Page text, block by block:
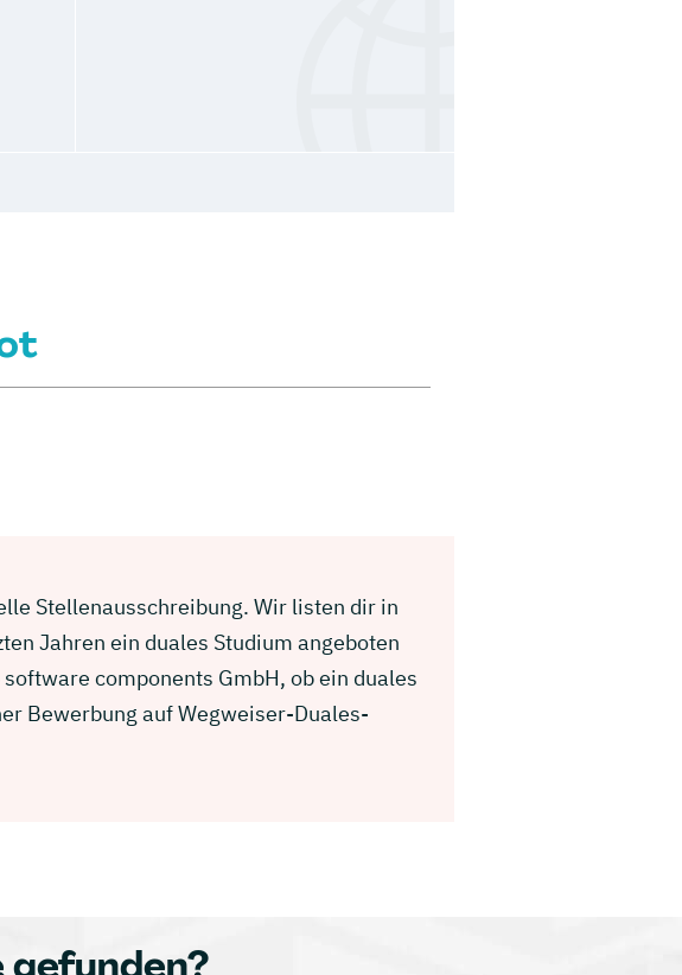
Stellenausschreibung. Wir listen dir in
Jahren ein duales Studium angeboten
components GmbH, ob ein duales
Bewerbung auf Wegweiser-Duales-